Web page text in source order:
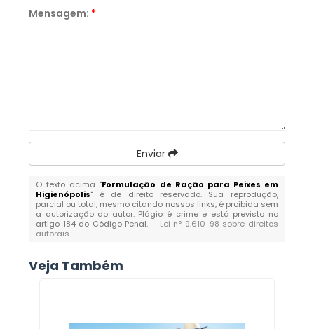
Mensagem: *
Enviar
O texto acima "Formulação de Ração para Peixes em
Higienópolis" é de direito reservado. Sua reprodução,
parcial ou total, mesmo citando nossos links, é proibida sem
a autorização do autor. Plágio é crime e está previsto no
artigo 184 do Código Penal. – Lei n° 9.610-98 sobre direitos
autorais.
Veja Também